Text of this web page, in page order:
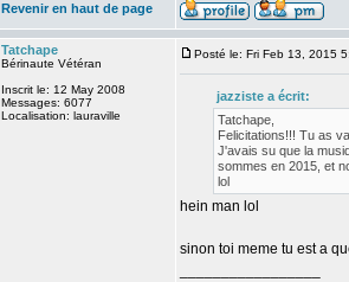
Revenir en haut de page
Tatchape
Bérinaute Vétéran
Inscrit le: 12 May 2008
Messages: 6077
Localisation: lauraville
Posté le: Fri Feb 13, 2015
jazziste a écrit:
Tatchape,
Felicitations!!! Tu as
J'avais su que la
sommes en 2015, et
lol
hein man lol
sinon toi meme tu est a